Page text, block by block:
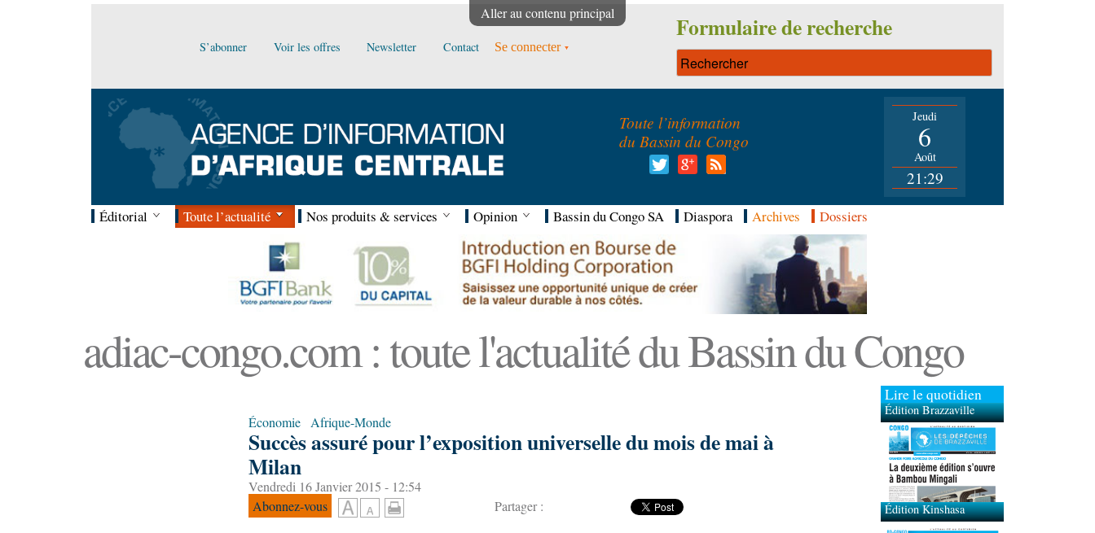
Aller au contenu principal
S’abonner Voir les offres Newsletter Contact Se connecter
Formulaire de recherche
Toute l’information
du Bassin du Congo
Jeudi
6
Août
21:29
Éditorial Toute l’actualité Nos produits & services Opinion Bassin du Congo SA Diaspora Archives Dossiers
adiac-congo.com : toute l'actualité du Bassin du Congo
Économie Afrique-Monde
Succès assuré pour l’exposition universelle du mois de mai à
Milan
Vendredi 16 Janvier 2015 - 12:54
Abonnez-vous
Partager :
Lire le quotidien
Édition Brazzaville
Édition Kinshasa